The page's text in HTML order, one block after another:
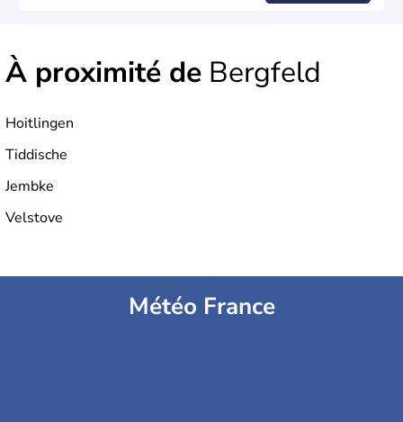
À proximité de Bergfeld
Hoitlingen
Tiddische
Jembke
Velstove
Météo France